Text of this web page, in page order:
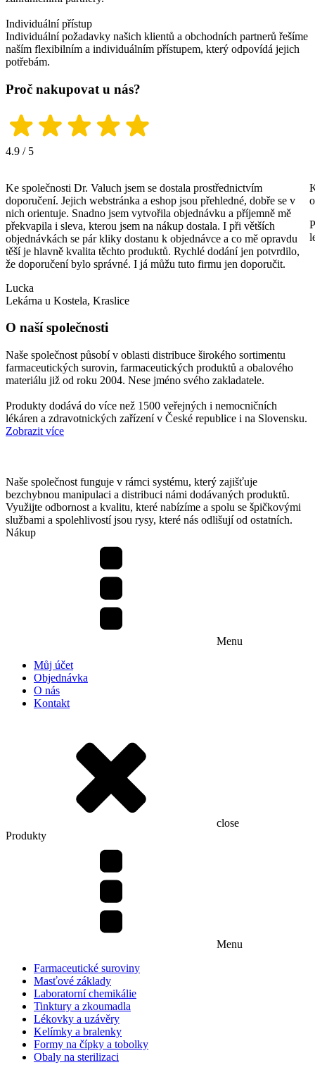
Individuální přístup
Individuální požadavky našich klientů a obchodních partnerů řešíme
naším flexibilním a individuálním přístupem, který odpovídá jejich
potřebám.
Proč nakupovat u nás?
4.9 / 5
Ke společnosti Dr. Valuch jsem se dostala prostřednictvím
doporučení. Jejich webstránka a eshop jsou přehledné, dobře se v
nich orientuje. Snadno jsem vytvořila objednávku a příjemně mě
překvapila i sleva, kterou jsem na nákup dostala. I při větších
objednávkách se pár kliky dostanu k objednávce a co mě opravdu
těší je hlavně kvalita těchto produktů. Rychlé dodání jen potvrdilo,
že doporučení bylo správné. I já můžu tuto firmu jen doporučit.
Lucka
Lekárna u Kostela, Kraslice
O naší společnosti
Naše společnost působí v oblasti distribuce širokého sortimentu
farmaceutických surovin, farmaceutických produktů a obalového
materiálu již od roku 2004. Nese jméno svého zakladatele.
Produkty dodává do více než 1500 veřejných i nemocničních
lékáren a zdravotnických zařízení v České republice i na Slovensku.
Zobrazit více
Naše společnost funguje v rámci systému, který zajišťuje
bezchybnou manipulaci a distribuci námi dodávaných produktů.
Využijte odbornost a kvalitu, které nabízíme a spolu se špičkovými
službami a spolehlivostí jsou rysy, které nás odlišují od ostatních.
Nákup
Menu
Můj účet
Objednávka
O nás
Kontakt
close
Produkty
Menu
Farmaceutické suroviny
Masťové základy
Laboratorní chemikálie
Tinktury a zkoumadla
Lékovky a uzávěry
Kelímky a bralenky
Formy na čípky a tobolky
Obaly na sterilizaci